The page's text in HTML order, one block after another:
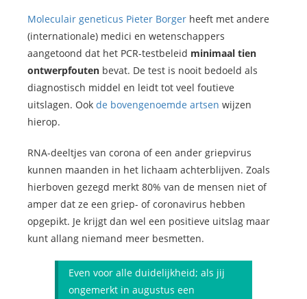
Moleculair geneticus Pieter Borger heeft met andere
(internationale) medici en wetenschappers
aangetoond dat het PCR-testbeleid minimaal tien
ontwerpfouten bevat. De test is nooit bedoeld als
diagnostisch middel en leidt tot veel foutieve
uitslagen. Ook de bovengenoemde artsen wijzen
hierop.
RNA-deeltjes van corona of een ander griepvirus
kunnen maanden in het lichaam achterblijven. Zoals
hierboven gezegd merkt 80% van de mensen niet of
amper dat ze een griep- of coronavirus hebben
opgepikt. Je krijgt dan wel een positieve uitslag maar
kunt allang niemand meer besmetten.
Even voor alle duidelijkheid; als jij
ongemerkt in augustus een